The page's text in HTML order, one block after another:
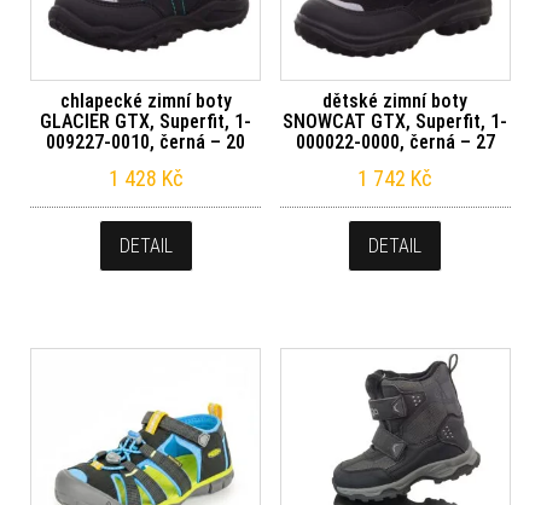
chlapecké zimní boty
GLACIER GTX, Superfit, 1-
009227-0010, černá – 20
1 428 Kč
DETAIL
dětské zimní boty
SNOWCAT GTX, Superfit, 1-
000022-0000, černá – 27
1 742 Kč
DETAIL